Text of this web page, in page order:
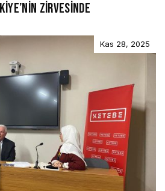
ZİRVESİNDE
Kas 28, 2025